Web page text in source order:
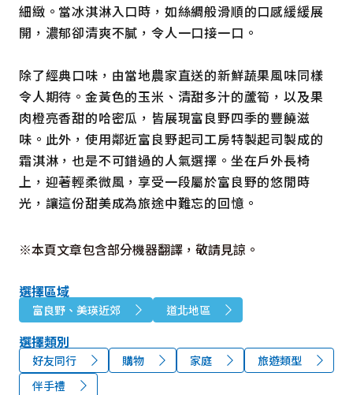
細緻。當冰淇淋入口時，如絲綢般滑順的口感緩緩展
開，濃郁卻清爽不膩，令人一口接一口。
除了經典口味，由當地農家直送的新鮮蔬果風味同樣
令人期待。金黃色的玉米、清甜多汁的蘆筍，以及果
肉橙亮香甜的哈密瓜，皆展現富良野四季的豐饒滋
味。此外，使用鄰近富良野起司工房特製起司製成的
霜淇淋，也是不可錯過的人氣選擇。坐在戶外長椅
上，迎著輕柔微風，享受一段屬於富良野的悠閒時
光，讓這份甜美成為旅途中難忘的回憶。
※本頁文章包含部分機器翻譯，敬請見諒。
選擇區域
富良野、美瑛近郊 道北地區
選擇類別
好友同行 購物 家庭
旅遊類型
伴手禮